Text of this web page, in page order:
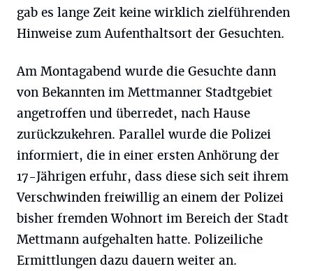
gab es lange Zeit keine wirklich zielführenden
Hinweise zum Aufenthaltsort der Gesuchten.
Am Montagabend wurde die Gesuchte dann
von Bekannten im Mettmanner Stadtgebiet
angetroffen und überredet, nach Hause
zurückzukehren. Parallel wurde die Polizei
informiert, die in einer ersten Anhörung der
17-Jährigen erfuhr, dass diese sich seit ihrem
Verschwinden freiwillig an einem der Polizei
bisher fremden Wohnort im Bereich der Stadt
Mettmann aufgehalten hatte. Polizeiliche
Ermittlungen dazu dauern weiter an.